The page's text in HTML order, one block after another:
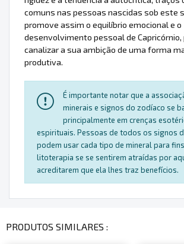
comuns nas pessoas nascidas sob este
promove assim o equilíbrio emocional e o
desenvolvimento pessoal de
canalizar a sua ambição de uma forma
produtiva.
É importante notar que a
minerais e signos do zodíaco se
principalmente em crenças
espirituais. Pessoas de todos os signos
podem usar cada tipo de mineral para
litoterapia se se sentirem atraídas por
acreditarem que ela lhes traz benefícios.
PRODUTOS SIMILARES :